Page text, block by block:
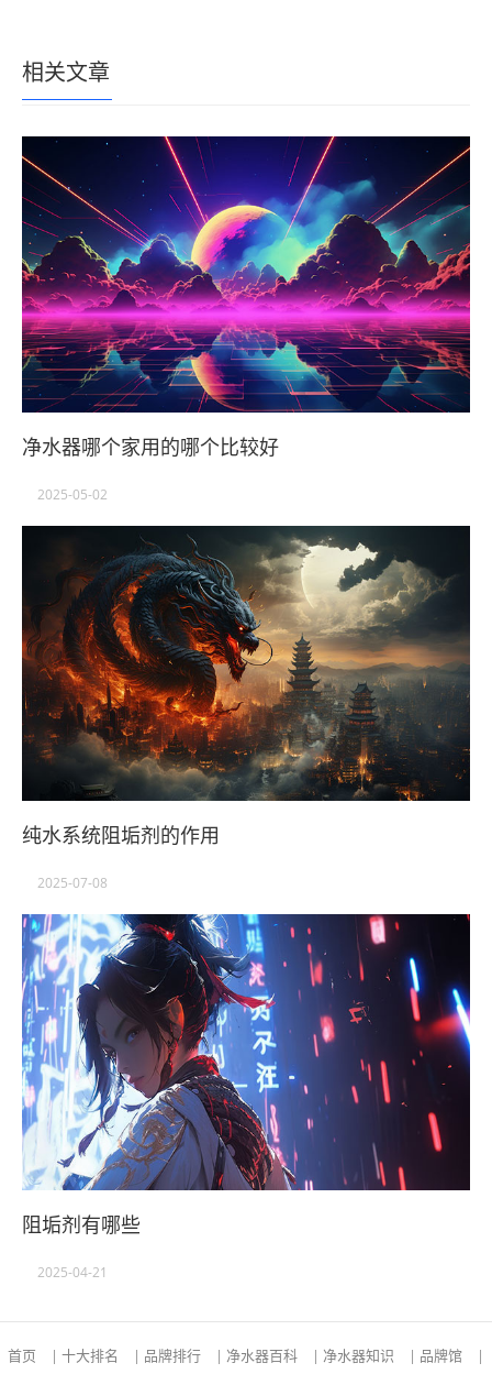
相关文章
净水器哪个家用的哪个比较好
2025-05-02
纯水系统阻垢剂的作用
2025-07-08
阻垢剂有哪些
2025-04-21
首页 | 十大排名 | 品牌排行 | 净水器百科 | 净水器知识 | 品牌馆 |